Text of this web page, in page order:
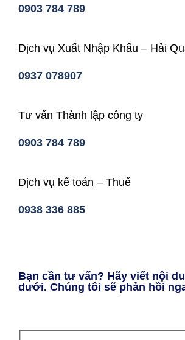
0903 784 789
Dịch vụ Xuất Nhập Khẩu – Hải
0937 078907
Tư vấn Thành lập công ty
0903 784 789
Dịch vụ kế toán – Thuế
0938 336 885
Bạn cần tư vấn? Hãy viết nội
dưới. Chúng tôi sẽ phản hồi